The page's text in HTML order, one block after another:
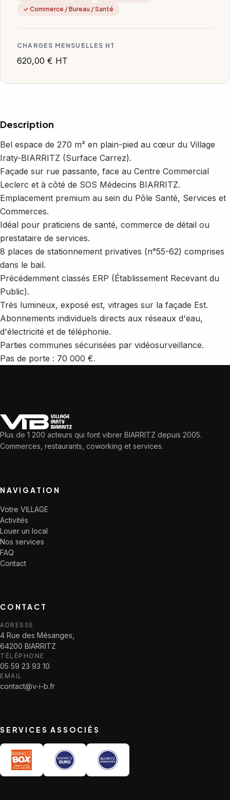
✓ Commerce / Bureau / Santé
CHARGES MENSUELLES HT
620,00 € HT
Description
Bel espace de 270 m² en plain-pied au cœur du Village
Iraty-BIARRITZ (Surface Carrez).
Façade sur rue passante, face au Centre Commercial
Leclerc et à côté de SOS Médecins BIARRITZ.
Emplacement premium au sein du Pôle Santé, Services et
Commerces.
Idéal pour praticiens de santé, commerce de détail ou
prestataire de services.
8 places de stationnement privatives (n°55-62) comprises
dans le bail.
Précédemment classés ERP (Établissement Recevant du
Public).
Très lumineux, exposé est, vitrages sur la façade Est.
Abonnements individuels directs aux réseaux d'eau,
d'électricité et de téléphonie.
Parties communes sécurisées par vidéosurveillance.
Pas de porte : 70 000 €.
Plus de 1 200 acteurs qui font vibrer BIARRITZ depuis 2005.
Commerces, restaurants, coworking et services.
NAVIGATION
Votre VILLAGE
Activités
Louer un local
Nos services
FAQ
Contact
CONTACT
ADRESSE
4 Rue des Mésanges,
64200 BIARRITZ
TÉLÉPHONE
05 59 23 93 10
EMAIL
contact@v-i-b.fr
SERVICES ASSOCIÉS